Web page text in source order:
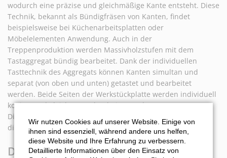
wodurch eine präzise und gleichmäßige Kante entsteht. Diese
Technik, bekannt als Bündigfräsen von Kanten, findet
beispielsweise bei Küchenarbeitsplatten oder
Möbelelementen Anwendung. Auch in der
Treppenproduktion werden Massivholzstufen mit dem
Tastaggregat bündig bearbeitet. Dank der individuellen
Tasttechnik des Aggregats können Kanten simultan und
separat (von oben und unten) getastet und bearbeitet
werden. Beide Seiten der Werkstückplatte werden individuell
kopiert und gleichen Unebenheiten und
Dickenschwankungen aus. Die Bearbeitungszeit wird durch
die beidseitige Bearbeitung zudem erheblich verkürzt.
Die Kantenbearbeitung mit dem
Wir nutzen Cookies auf unserer Website. Einige von
ihnen sind essenziell, während andere uns helfen,
diese Website und Ihre Erfahrung zu verbessern.
Detaillierte Informationen über den Einsatz von